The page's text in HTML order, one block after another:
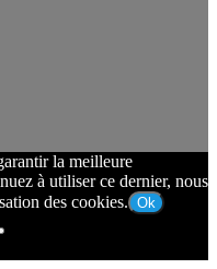
la meilleure
à utiliser ce dernier, nous
des cookies. Ok